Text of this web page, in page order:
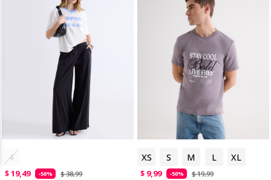
4 6
$ 19,49 -50% $ 38,99
XS S M L XL
$ 9,99 -50%
$ 19,99